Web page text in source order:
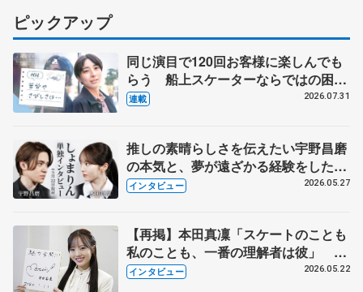
ピックアップ
同じ演目で120回お客様に楽しんでも
らう 船上スケーターならではの困難
とは 影響あったPIW前キャプテン松
連載 2026.07.31
推しの素晴らしさを伝えたい宇野昌磨
の本気と、夢が遠ざかる経験をした本
田真凜の覚悟
インタビュー 2026.05.27
【再掲】本田真凜「スケートのことも
私のことも、一番の理解者は彼」 引
退時の単独インタビューで語った競技
インタビュー 2026.05.22